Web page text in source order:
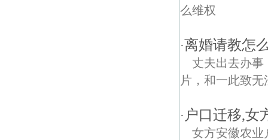
么维权
·离婚请教怎
丈夫出去办
片，和一此致
· 户口迁移,女
女方安徽农业